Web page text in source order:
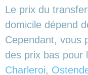
Le prix du
domicile dépend
Cependant, vous
des prix bas pour
Charleroi,